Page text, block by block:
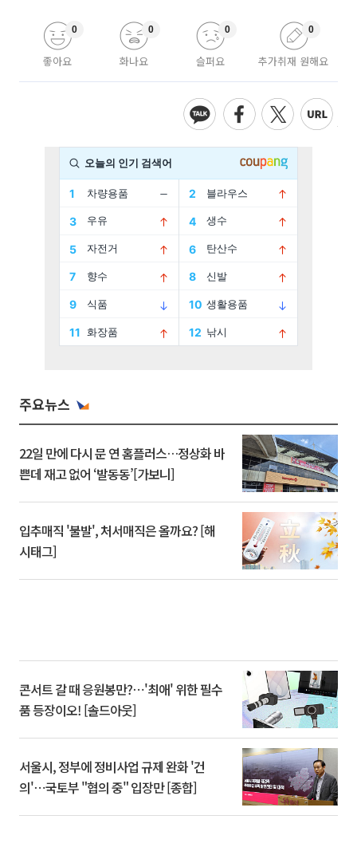
좋아요
0
화나요
0
슬퍼요
0
추가취재 원해요
0
주요뉴스
22일 만에 다시 문 연 홈플러스…정상화 바
쁜데 재고 없어 ‘발동동’[가보니]
입추매직 '불발', 처서매직은 올까요? [해
시태그]
콘서트 갈 때 응원봉만?⋯'최애' 위한 필수
품 등장이오! [솔드아웃]
서울시, 정부에 정비사업 규제 완화 '건
의'⋯국토부 "협의 중" 입장만 [종합]